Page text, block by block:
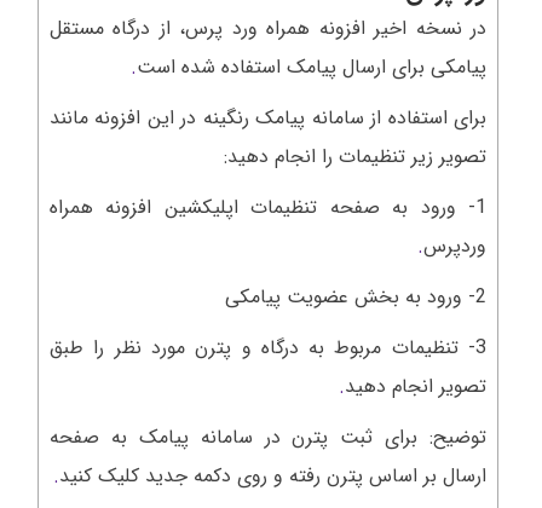
در نسخه اخیر افزونه همراه ورد پرس، از درگاه مستقل
پیامکی برای ارسال پیامک استفاده شده است.
برای استفاده از سامانه پیامک رنگینه در این افزونه مانند
تصویر زیر تنظیمات را انجام دهید:
1- ورود به صفحه تنظیمات اپلیکشین افزونه همراه
وردپرس.
2- ورود به بخش عضویت پیامکی
3- تنظیمات مربوط به درگاه و پترن مورد نظر را طبق
تصویر انجام دهید.
توضیح: برای ثبت پترن در سامانه پیامک به صفحه
ارسال بر اساس پترن رفته و روی دکمه جدید کلیک کنید.